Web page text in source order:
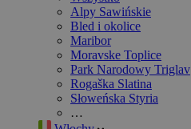
Alpy Sawińskie
Bled i okolice
Maribor
Moravske Toplice
Park Narodowy Triglav
Rogaška Slatina
Słoweńska Styria
…